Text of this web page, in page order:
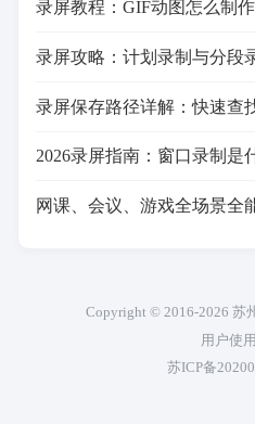
录屏教程：GIF动图怎么制
录屏攻略：计划录制与分段
录屏保存路径详解：快速查
2026录屏指南：窗口录制是
网课、会议、游戏全场景全
Copyright © 2016-2026 苏
用户使
苏ICP备